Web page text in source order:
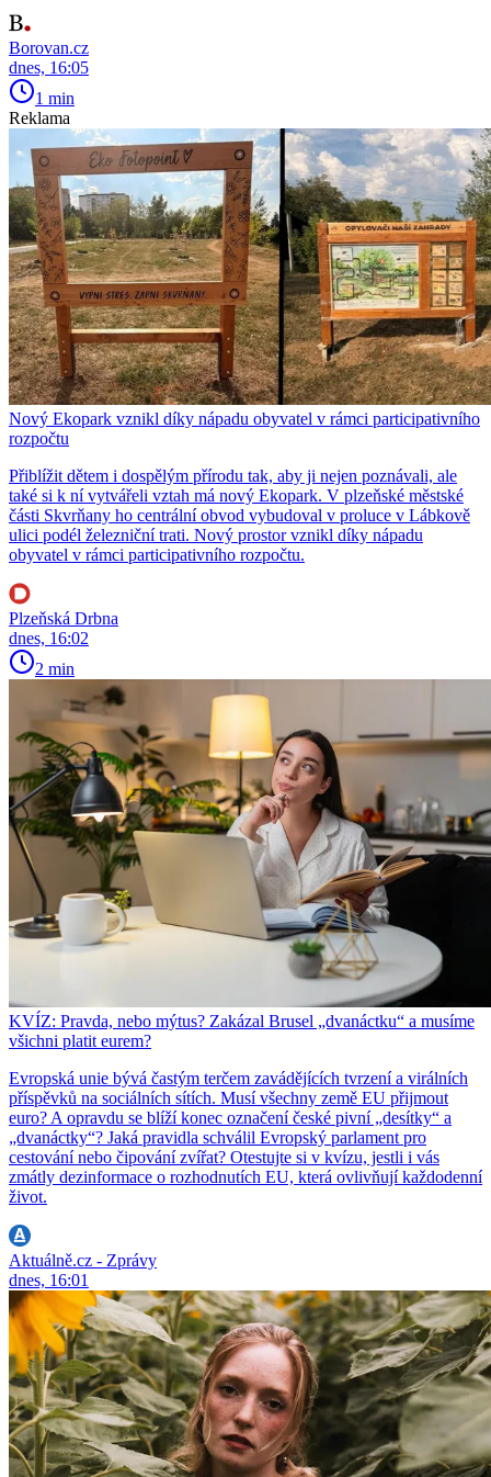
Borovan.cz
dnes, 16:05
1 min
Reklama
Nový Ekopark vznikl díky nápadu obyvatel v rámci participativního
rozpočtu
Přiblížit dětem i dospělým přírodu tak, aby ji nejen poznávali, ale
také si k ní vytvářeli vztah má nový Ekopark. V plzeňské městské
části Skvrňany ho centrální obvod vybudoval v proluce v Lábkově
ulici podél železniční trati. Nový prostor vznikl díky nápadu
obyvatel v rámci participativního rozpočtu.
Plzeňská Drbna
dnes, 16:02
2 min
KVÍZ: Pravda, nebo mýtus? Zakázal Brusel „dvanáctku“ a musíme
všichni platit eurem?
Evropská unie bývá častým terčem zavádějících tvrzení a virálních
příspěvků na sociálních sítích. Musí všechny země EU přijmout
euro? A opravdu se blíží konec označení české pivní „desítky“ a
„dvanáctky“? Jaká pravidla schválil Evropský parlament pro
cestování nebo čipování zvířat? Otestujte si v kvízu, jestli i vás
zmátly dezinformace o rozhodnutích EU, která ovlivňují každodenní
život.
Aktuálně.cz - Zprávy
dnes, 16:01